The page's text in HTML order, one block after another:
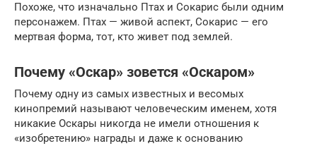
Похоже, что изначально Птах и ​​Сокарис были одним
персонажем. Птах — живой аспект, Сокарис — его
мертвая форма, тот, кто живет под землей.
Почему «Оскар» зовется «Оскаром»
Почему одну из самых известных и весомых
кинопремий называют человеческим именем, хотя
никакие Оскары никогда не имели отношения к
«изобретению» награды и даже к основанию